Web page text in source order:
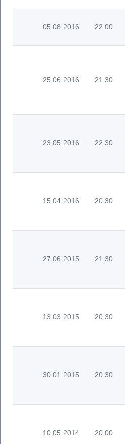
05.08.2016 22:00
25.06.2016 21:30
23.05.2016 22:30
15.04.2016 20:30
27.06.2015 21:30
13.03.2015 20:30
30.01.2015 20:30
10.05.2014 20:00